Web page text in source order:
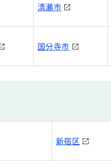
清瀬市
国分寺市
新宿区